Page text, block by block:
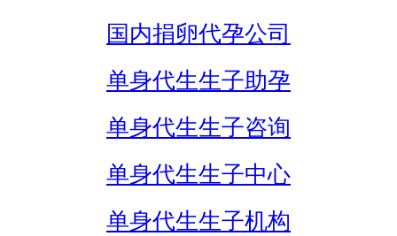
国内捐卵代孕公司
单身代生生子助孕
单身代生生子咨询
单身代生生子中心
单身代生生子机构